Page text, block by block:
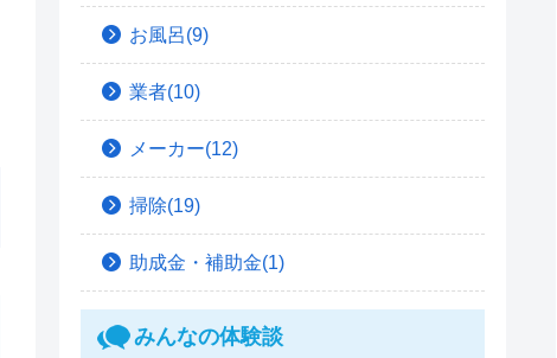
お風呂(9)
業者(10)
メーカー(12)
掃除(19)
助成金・補助金(1)
みんなの体験談